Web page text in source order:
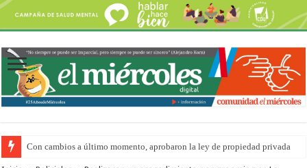
Con cambios a último momento, aprobaron la ley de propiedad privada